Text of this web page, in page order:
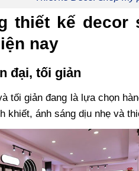
thiết kế decor
nay
đại, tối giản
tối giản đang là lựa chọn
khiết, ánh sáng dịu nhẹ và